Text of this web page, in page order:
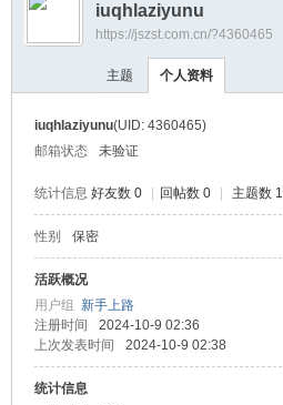
›
iuqhlaziyunu
https://jszst.com.cn/?4360465
主题 个人资料
iuqhlaziyunu(UID: 4360465)
邮箱状态
未验证
统计信息 好友数 0 回帖数 0 主题数 1
性别 保密
活跃概况
用户组 新手上路
注册时间
2024-10-9 02:36
上次发表时间
2024-10-9 02:38
统计信息